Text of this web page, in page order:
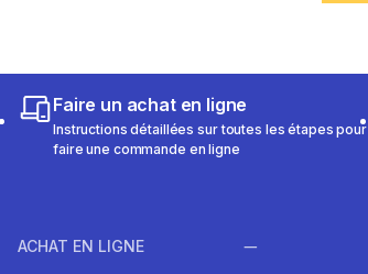
Faire un achat en ligne
Instructions détaillées sur toutes les étapes pour
faire une commande en ligne
ACHAT EN LIGNE